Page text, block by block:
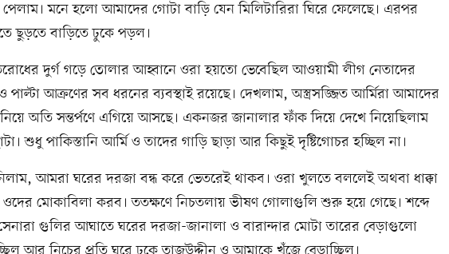
মনে হলো আমাদের গোটা বাড়ি যেন মিলিটারিরা ঘিরে ফেলেছে। এরপর
ছুড়তে বাড়িতে ঢুকে পড়ল।
দুর্গ গড়ে তোলার আহ্বানে ওরা হয়তো ভেবেছিল আওয়ামী লীগ নেতাদের
পাল্টা আক্রণের সব ধরনের ব্যবস্থাই রয়েছে। দেখলাম, অস্ত্রসজ্জিত আর্মিরা আমাদের
অতি সন্তর্পণে এগিয়ে আসছে। একনজর জানালার ফাঁক দিয়ে দেখে নিয়েছিলাম
শুধু পাকিস্তানি আর্মি ও তাদের গাড়ি ছাড়া আর কিছুই দৃষ্টিগোচর হচ্ছিল না।
আমরা ঘরের দরজা বন্ধ করে ভেতরেই থাকব। ওরা খুলতে বললেই অথবা ধাক্কা
মোকাবিলা করব। ততক্ষণে নিচতলায় ভীষণ গোলাগুলি শুরু হয়ে গেছে। শব্দে
গুলির আঘাতে ঘরের দরজা-জানালা ও বারান্দার মোটা তারের বেড়াগুলো